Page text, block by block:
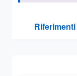
Sezione